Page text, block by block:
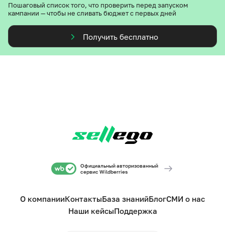
Пошаговый список того, что проверить перед запуском
кампании — чтобы не сливать бюджет с первых дней
Получить бесплатно
Официальный авторизованный
сервис Wildberries
О компанииКонтактыБаза знанийБлогСМИ о нас
Наши кейсыПоддержка